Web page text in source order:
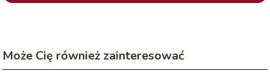
Może Cię również zainteresować